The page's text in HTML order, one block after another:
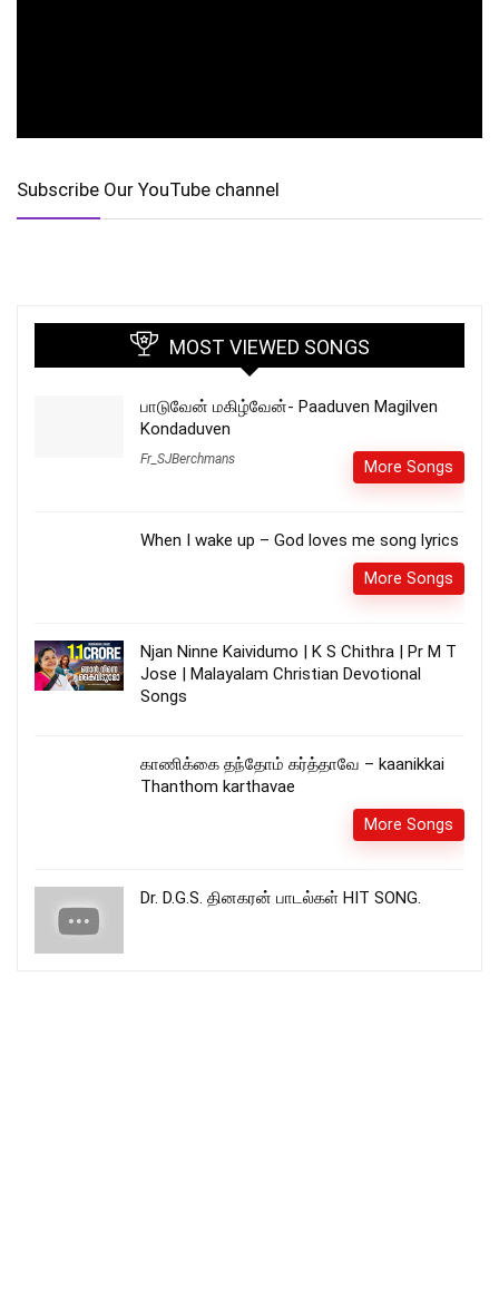
Subscribe Our YouTube channel
MOST VIEWED SONGS
பாடுவேன் மகிழ்வேன்- Paaduven Magilven
Kondaduven
Fr_SJBerchmans More Songs
When I wake up – God loves me song lyrics
More Songs
Njan Ninne Kaividumo | K S Chithra | Pr M T
Jose | Malayalam Christian Devotional
Songs
காணிக்கை தந்தோம் கர்த்தாவே – kaanikkai
Thanthom karthavae
More Songs
Dr. D.G.S. தினகரன் பாடல்கள் HIT SONG.